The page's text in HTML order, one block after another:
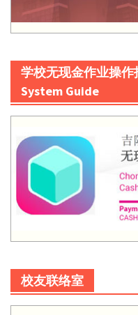
学校无现金作业操作
System Guide
校友联络室